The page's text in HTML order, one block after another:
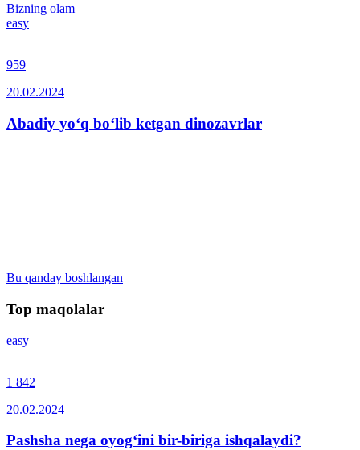
Bizning olam
easy
959
20.02.2024
Abadiy yo‘q bo‘lib ketgan dinozavrlar
Bu qanday boshlangan
Top maqolalar
easy
1 842
20.02.2024
Pashsha nega oyog‘ini bir-biriga ishqalaydi?